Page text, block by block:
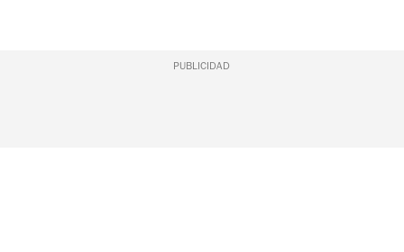
PUBLICIDAD